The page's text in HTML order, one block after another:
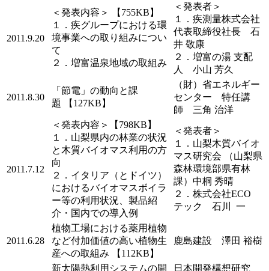
2011.9.20
＜発表内容＞ 【755KB】
１．疾グループにおける環
境事業への取り組みについ
て
２．増富温泉地域の取組み
＜発表者＞
１．疾測量株式会社
代表取締役社長 石
井 敬康
２．増富の湯 支配
人 小山 芳久
2011.8.30
「節電」の動向と課
題 【127KB】
（財）省エネルギー
センター 特任講
師 三角 治洋
2011.7.12
＜発表内容＞【798KB】
１．山梨県内の林業の状況
と木質バイオマス利用の方
向
２．イタリア（とドイツ）
におけるバイオマスボイラ
ー等の利用状況、製品紹
介・国内での導入例
＜発表者＞
１．山梨木質バイオ
マス研究会 （山梨県
森林環境部県有林
課）中桐 秀晴
２．株式会社ECO
テック 石川 一
2011.6.28
植物工場における薬用植物
など付加価値の高い植物生
産への取組み 【112KB】
鹿島建設 澤田 裕樹
新太陽熱利用システムの開 日本開発構想研究